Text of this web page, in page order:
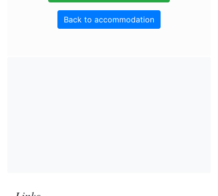
Back to accommodation